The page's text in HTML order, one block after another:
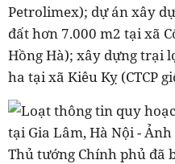
Petrolimex); dự án xây
đất hơn 7.000 m2 tại xã
Hồng Hà); xây dựng trại
ha tại xã Kiêu Kỵ (CTCP
Thủ tướng Chính phủ đã